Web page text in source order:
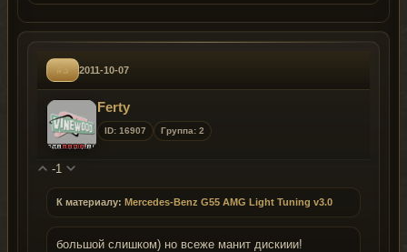
#3 2011-10-07
Ferty
ID: 16907 Группа: 2
-1
К материалу: Mercedes-Benz G55 AMG Light Tuning v3.0
большой слишком) но всеже манит дискиии!